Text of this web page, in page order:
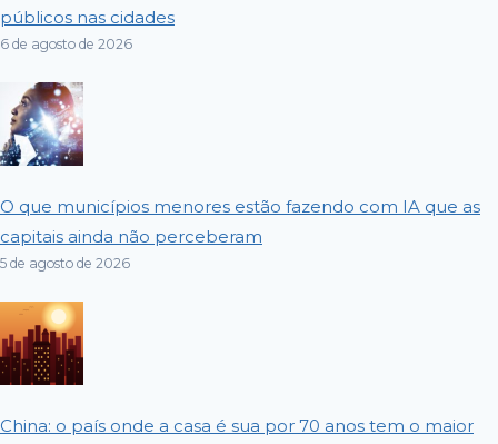
públicos nas cidades
6 de agosto de 2026
O que municípios menores estão fazendo com IA que as
capitais ainda não perceberam
5 de agosto de 2026
China: o país onde a casa é sua por 70 anos tem o maior